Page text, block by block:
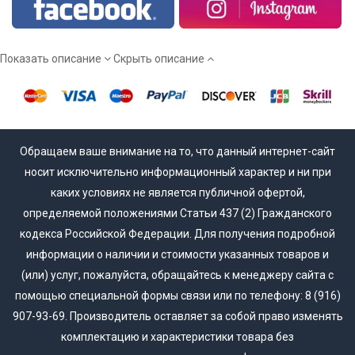
Мы работаем напрямую от производителя, а потому вы
недорого!
Показать описание Скрыть описание
Обращаем ваше внимание на то, что данный интернет-сайт
носит исключительно информационный характер и ни при
каких условиях не является публичной офертой,
определяемой положениями Статьи 437 (2) Гражданского
кодекса Российской Федерации. Для получения подробной
информации о наличии и стоимости указанных товаров и
(или) услуг, пожалуйста, обращайтесь к менеджеру сайта с
помощью специальной формы связи или по телефону: 8 (916)
907-93-69. Производитель оставляет за собой право изменять
комплектацию и характеристики товара без